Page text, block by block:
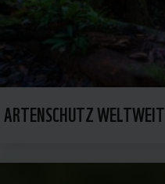
ARTENSCHUTZ WELTWEIT